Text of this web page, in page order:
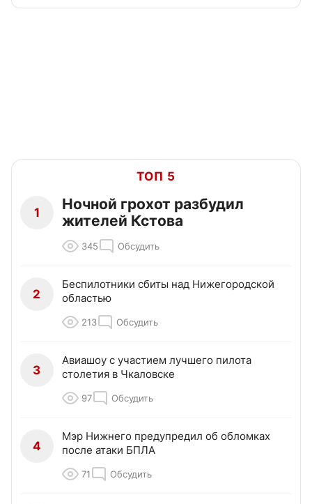
ТОП 5
1
Ночной грохот разбудил
жителей Кстова
345 Обсудить
2
Беспилотники сбиты над Нижегородской
областью
213 Обсудить
3
Авиашоу с участием лучшего пилота
столетия в Чкаловске
97 Обсудить
4
Мэр Нижнего предупредил об обломках
после атаки БПЛА
71 Обсудить